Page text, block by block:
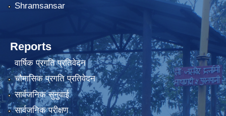
Shramsansar
Reports
वार्षिक प्रगति प्रतिवेदन
चौमासिक प्रगति प्रतिवेदन
सार्वजनिक सुनुवाई
सार्वजनिक परीक्षण